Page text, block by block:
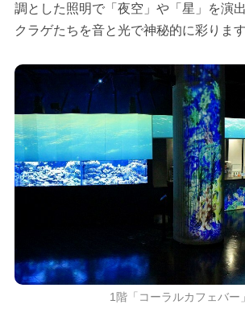
調とした照明で「夜空」や「星」を演
クラゲたちを音と光で神秘的に彩ります
1階「コーラルカフェバー」